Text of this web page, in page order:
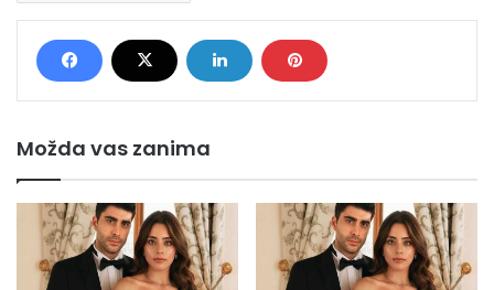
Možda vas zanima